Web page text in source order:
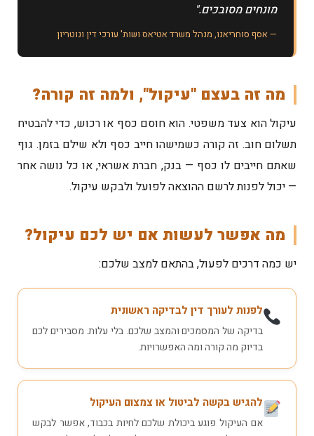
מונחים מסובכים."
— אסף סוחריאנו, מנהל משרד אטיאס ושות' עורכי דין ונוטריון
מה זה בעצם "עיקול", ולמה זה קורה?
עיקול הוא צעד משפטי. הוא חוסם כסף או רכוש, כדי להבטיח
תשלום חוב. זה קורה כשמישהו חייב כסף ולא שילם בזמן. גוף
שאתם חייבים לו כסף — בנק, חברת אשראי, או כל נושה אחר
— יכול לפנות לרשם ההוצאה לפועל ולבקש עיקול.
מה אפשר לעשות אם יש לכם עיקול?
יש כמה דרכים לפעול, בהתאם למצב שלכם:
לפנות לעורך דין לבדיקה ראשונית
בדיקה של המסמכים והמצב שלכם. בלי עלות. מסבירים לכם
בדיוק מה קורה ומה האפשרויות.
להגיש בקשה לביטול או צמצום העיקול
אם העיקול פוגע ביכולת שלכם לחיות בכבוד, אפשר לבקש